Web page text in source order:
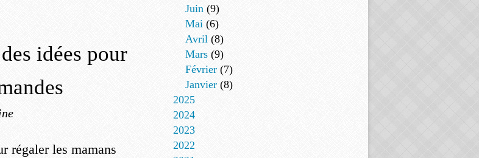
idées pour
Juin (9)
Mai (6)
Avril (8)
Mars (9)
Février (7)
Janvier (8)
2025
2024
2023
2022